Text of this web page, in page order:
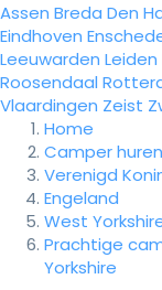
Assen Breda Den
Eindhoven
Leeuwarden Leiden
Roosendaal
Vlaardingen Zeist
Home
Camper huren
Verenigd
Engeland
West
Prachtige
Yorkshire